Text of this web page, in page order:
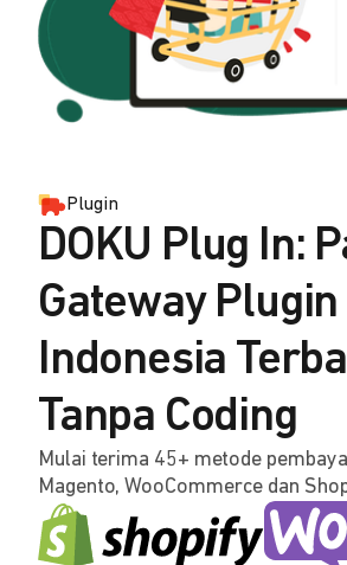
Plugin
DOKU Plug In:
Gateway
Indonesia
Tanpa Coding
Mulai terima 45+ metode
Magento, WooCommerce dan